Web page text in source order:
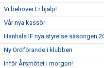
Vi behöver Er hjälp!
Vår nya kassör
Hanhals IF nya styrelse säsongen
Ny Ordförande i klubben
Inför Årsmötet i morgon!